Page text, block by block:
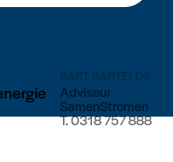
BART BARTELDS
Adviseur
SamenStromen
T.0318 757 888